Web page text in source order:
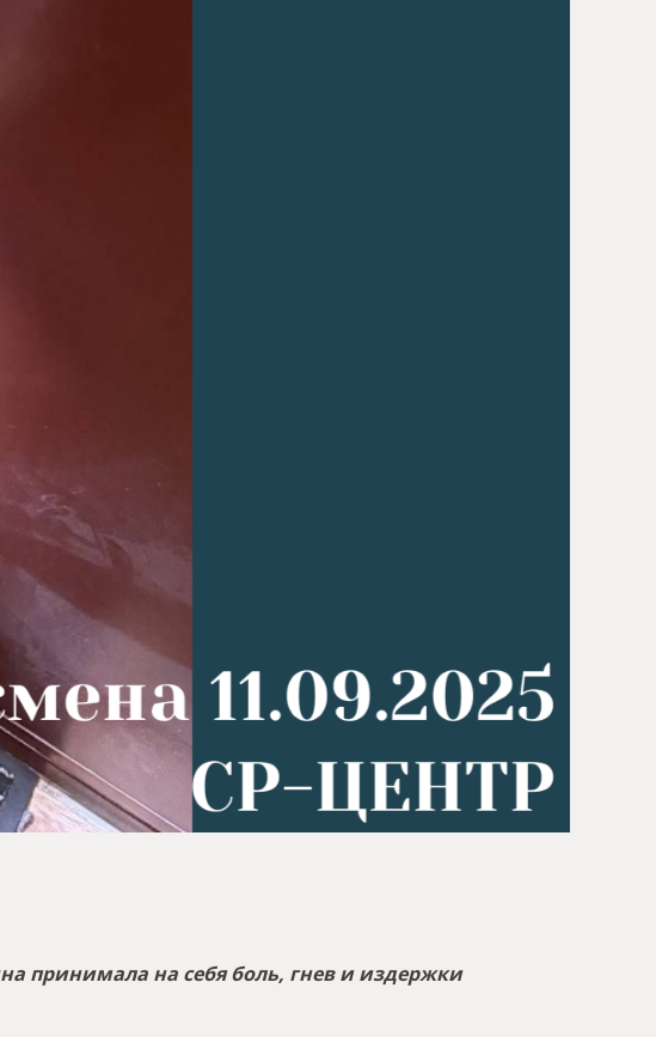
принимала на себя боль, гнев и издержки